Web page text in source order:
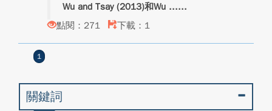
Wu and Tsay (2013)和Wu ...
點閱：271
下載：1
1
關鍵詞